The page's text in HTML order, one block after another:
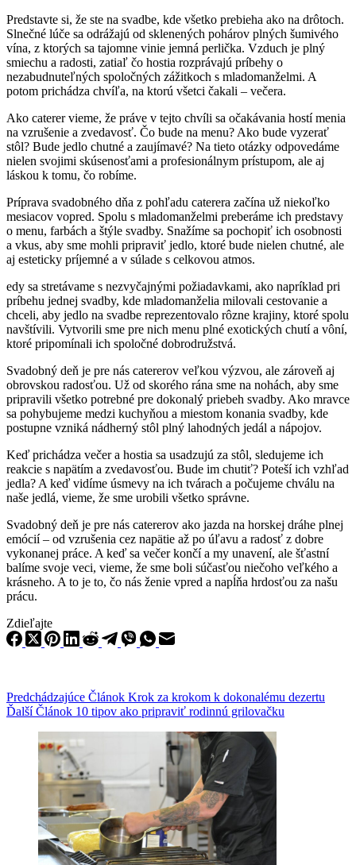
Predstavte si, že ste na svadbe, kde všetko prebieha ako na drôtoch.
Slnečné lúče sa odrážajú od sklenených pohárov plných šumivého
vína, z ktorých sa tajomne vinie jemná perlička. Vzduch je plný
smiechu a radosti, zatiaľ čo hostia rozprávajú príbehy o
nezabudnuteľných spoločných zážitkoch s mladomanželmi. A
potom prichádza chvíľa, na ktorú všetci čakali – večera.
Ako caterer vieme, že práve v tejto chvíli sa očakávania hostí menia
na vzrušenie a zvedavosť. Čo bude na menu? Ako bude vyzerať
stôl? Bude jedlo chutné a zaujímavé? Na tieto otázky odpovedáme
nielen svojimi skúsenosťami a profesionálnym prístupom, ale aj
láskou k tomu, čo robíme.
Príprava svadobného dňa z pohľadu caterera začína už niekoľko
mesiacov vopred. Spolu s mladomanželmi preberáme ich predstavy
o menu, farbách a štýle svadby. Snažíme sa pochopiť ich osobnosti
a vkus, aby sme mohli pripraviť jedlo, ktoré bude nielen chutné, ale
aj esteticky príjemné a v súlade s celkovou atmos.
edy sa stretávame s nezvyčajnými požiadavkami, ako napríklad pri
príbehu jednej svadby, kde mladomanželia milovali cestovanie a
chceli, aby jedlo na svadbe reprezentovalo rôzne krajiny, ktoré spolu
navštívili. Vytvorili sme pre nich menu plné exotických chutí a vôní,
ktoré pripomínali ich spoločné dobrodružstvá.
Svadobný deň je pre nás catererov veľkou výzvou, ale zároveň aj
obrovskou radosťou. Už od skorého rána sme na nohách, aby sme
pripravili všetko potrebné pre dokonalý priebeh svadby. Ako mravce
sa pohybujeme medzi kuchyňou a miestom konania svadby, kde
postupne vzniká nádherný stôl plný lahodných jedál a nápojov.
Keď prichádza večer a hostia sa usadzujú za stôl, sledujeme ich
reakcie s napätím a zvedavosťou. Bude im chutiť? Poteší ich vzhľad
jedla? A keď vidíme úsmevy na ich tvárach a počujeme chválu na
naše jedlá, vieme, že sme urobili všetko správne.
Svadobný deň je pre nás catererov ako jazda na horskej dráhe plnej
emócií – od vzrušenia cez napätie až po úľavu a radosť z dobre
vykonanej práce. A keď sa večer končí a my unavení, ale šťastní
balíme svoje veci, vieme, že sme boli súčasťou niečoho veľkého a
krásneho. A to je to, čo nás ženie vpred a napĺňa hrdosťou za našu
prácu.
Zdieľajte
Predchádzajúce Článok Krok za krokom k dokonalému dezertu
ĎalšíČlánok 10 tipov ako pripraviť rodinnú grilovačku